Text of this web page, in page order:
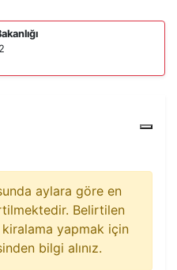
aylara göre en
Belirtilen
yapmak için
bilgi alınız.